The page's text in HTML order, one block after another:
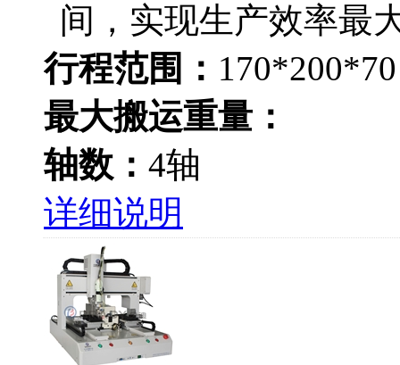
间，实现生产效率最
行程范围： 170*200*70
最大搬运重量：
轴数： 4轴
详细说明